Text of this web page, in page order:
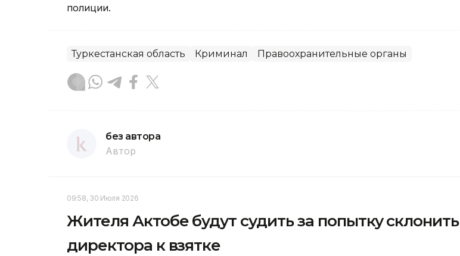
полиции.
Туркестанская область Криминал Правоохранительные органы
без автора
Автор
09:58, 30 Июля 2026
Жителя Актобе будут судить за попытку склонить
директора к взятке